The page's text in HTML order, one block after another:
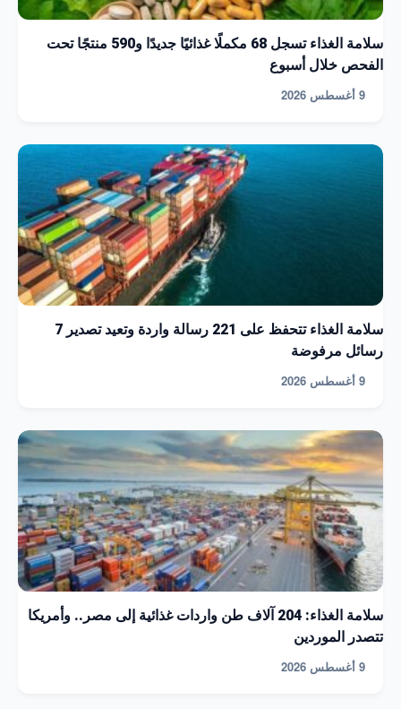
سلامة الغذاء تسجل 68 مكملًا غذائيًا جديدًا و590 منتجًا تحت
الفحص خلال أسبوع
9 أغسطس 2026
سلامة الغذاء تتحفظ على 221 رسالة واردة وتعيد تصدير 7
رسائل مرفوضة
9 أغسطس 2026
سلامة الغذاء: 204 آلاف طن واردات غذائية إلى مصر.. وأمريكا
تتصدر الموردين
9 أغسطس 2026